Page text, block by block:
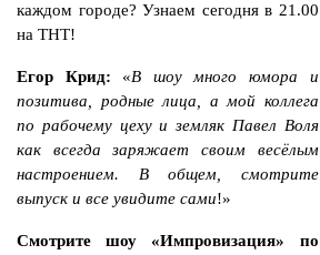
каждом городе? Узнаем сегодня в 21.00
на ТНТ!
Егор Крид: «В шоу много юмора и
позитива, родные лица, а мой коллега
по рабочему цеху и земляк Павел Воля
как всегда заряжает своим весёлым
настроением. В общем, смотрите
выпуск и все увидите сами!»
Смотрите шоу «Импровизация» по